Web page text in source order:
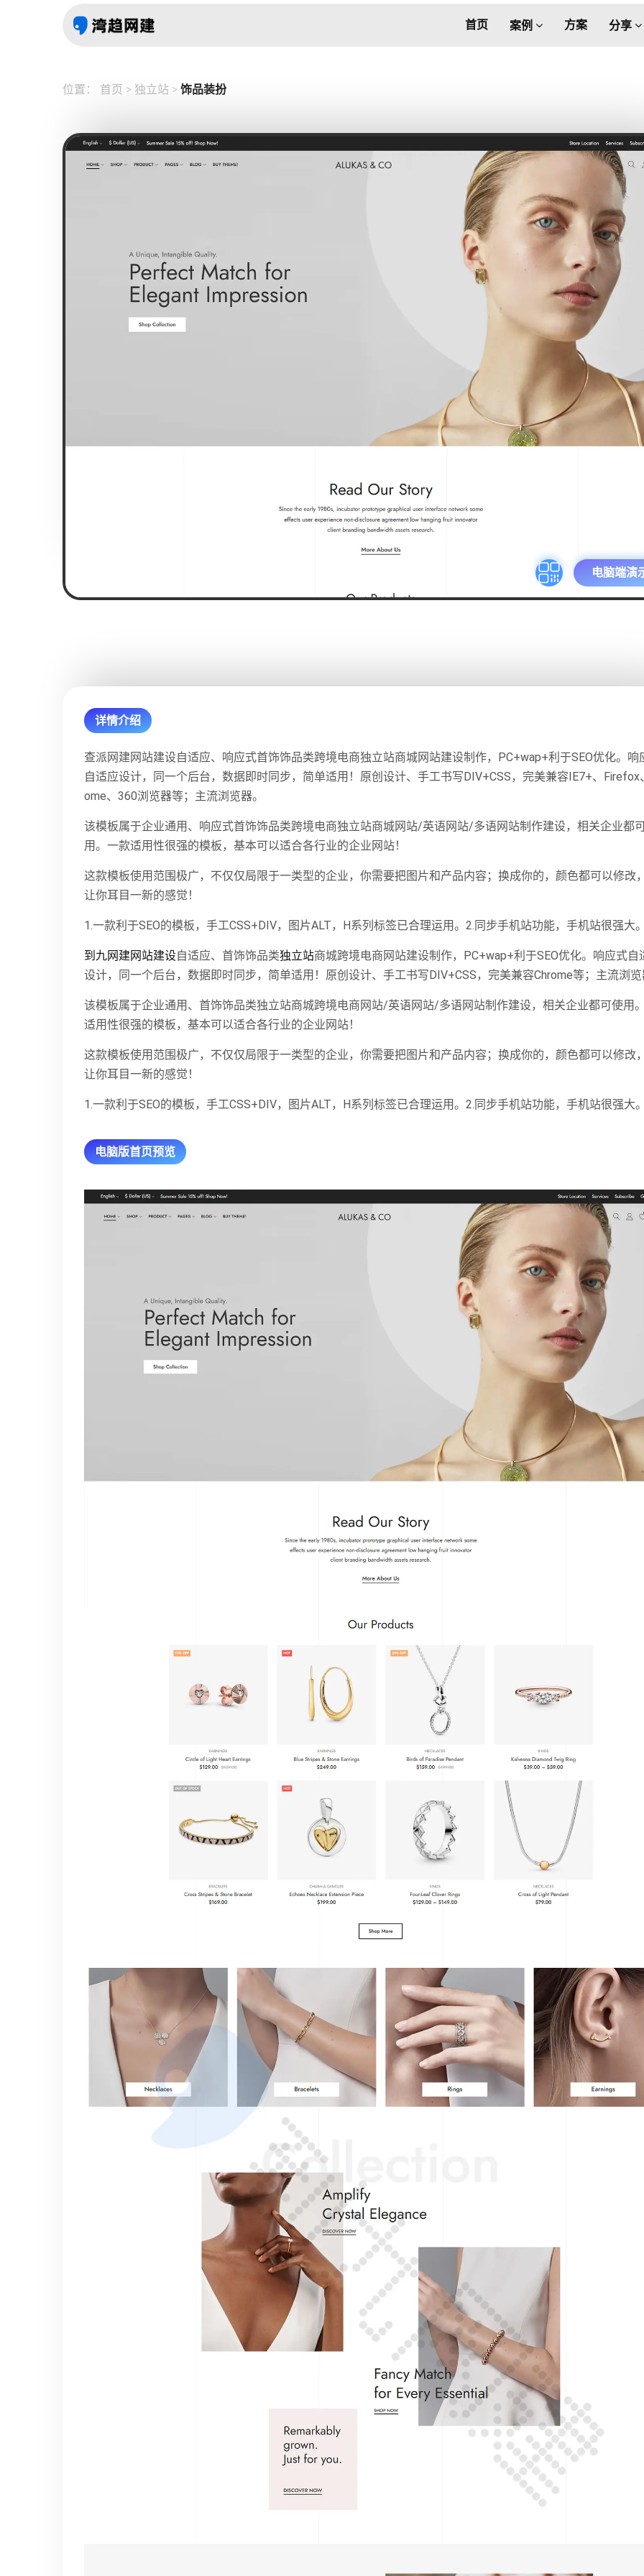
首页 案例 方案 分享
位置： 首页 > 独立站 > 饰品装扮
电脑端演
详情介绍
查派网建网站建设自适应、响应式首饰饰品类跨境电商独立站商城网站建设制作，PC+wap+利于SEO优化。响
自适应设计，同一个后台，数据即时同步，简单适用！原创设计、手工书写DIV+CSS，完美兼容IE7+、Firefox
ome、360浏览器等；主流浏览器。
该模板属于企业通用、响应式首饰饰品类跨境电商独立站商城网站/英语网站/多语网站制作建设，相关企业都
用。一款适用性很强的模板，基本可以适合各行业的企业网站！
这款模板使用范围极广，不仅仅局限于一类型的企业，你需要把图片和产品内容；换成你的，颜色都可以修改
让你耳目一新的感觉！
1.一款利于SEO的模板，手工CSS+DIV，图片ALT，H系列标签已合理运用。2.同步手机站功能，手机站很强大
到九网建网站建设自适应、首饰饰品类独立站商城跨境电商网站建设制作，PC+wap+利于SEO优化。响应式自
设计，同一个后台，数据即时同步，简单适用！原创设计、手工书写DIV+CSS，完美兼容Chrome等；主流浏
该模板属于企业通用、首饰饰品类独立站商城跨境电商网站/英语网站/多语网站制作建设，相关企业都可使用
适用性很强的模板，基本可以适合各行业的企业网站！
这款模板使用范围极广，不仅仅局限于一类型的企业，你需要把图片和产品内容；换成你的，颜色都可以修改
让你耳目一新的感觉！
1.一款利于SEO的模板，手工CSS+DIV，图片ALT，H系列标签已合理运用。2.同步手机站功能，手机站很强大
电脑版首页预览